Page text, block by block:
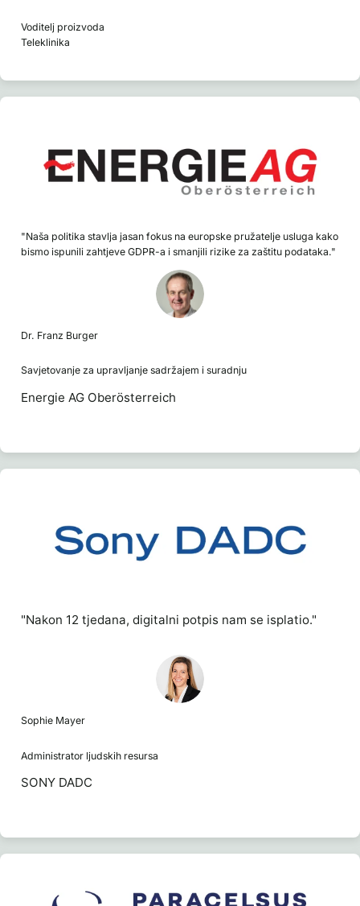
Voditelj proizvoda
Teleklinika
"Naša politika stavlja jasan fokus na europske pružatelje usluga kako
bismo ispunili zahtjeve GDPR-a i smanjili rizike za zaštitu podataka."
Dr. Franz Burger
Savjetovanje za upravljanje sadržajem i suradnju
Energie AG Oberösterreich
"Nakon 12 tjedana, digitalni potpis nam se isplatio."
Sophie Mayer
Administrator ljudskih resursa
SONY DADC